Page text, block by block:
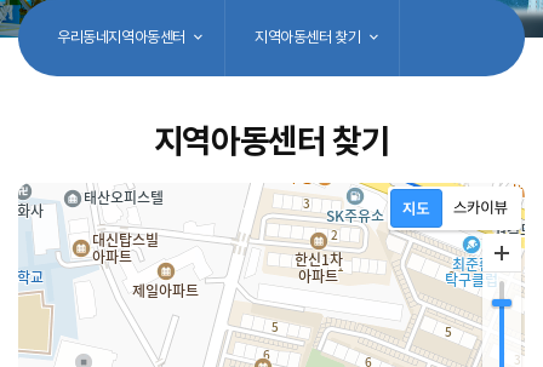
우리동네지역아동센터 지역아동센터 찾기
지역아동센터 찾기